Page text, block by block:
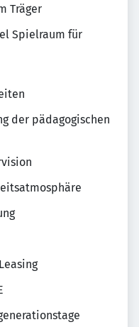
Träger
Spielraum für
der pädagogischen